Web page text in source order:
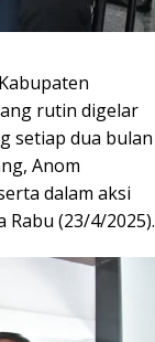
rutin digelar
setiap dua bulan
Anom
dalam aksi
(23/4/2025).